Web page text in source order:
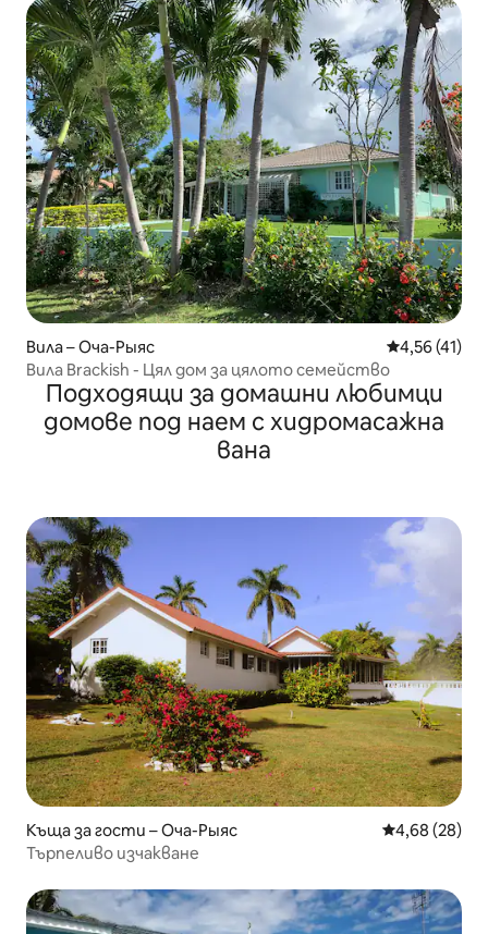
Вила – Оча-Рыяс Средна
4,56 (41)
Вила Brackish - Цял дом за цялото семейство
Подходящи за домашни любимци
домове под наем с хидромасажна
вана
Къща за гости – Оча-Рыяс Средна
4,68 (28)
Търпеливо изчакване